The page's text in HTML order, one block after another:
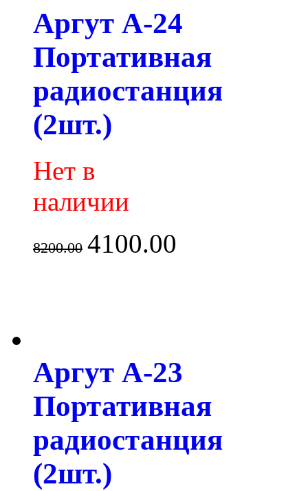
Аргут А-24
Портативная
радиостанция
(2шт.)
Нет в
наличии
8200.00 4100.00
Аргут А-23
Портативная
радиостанция
(2шт.)